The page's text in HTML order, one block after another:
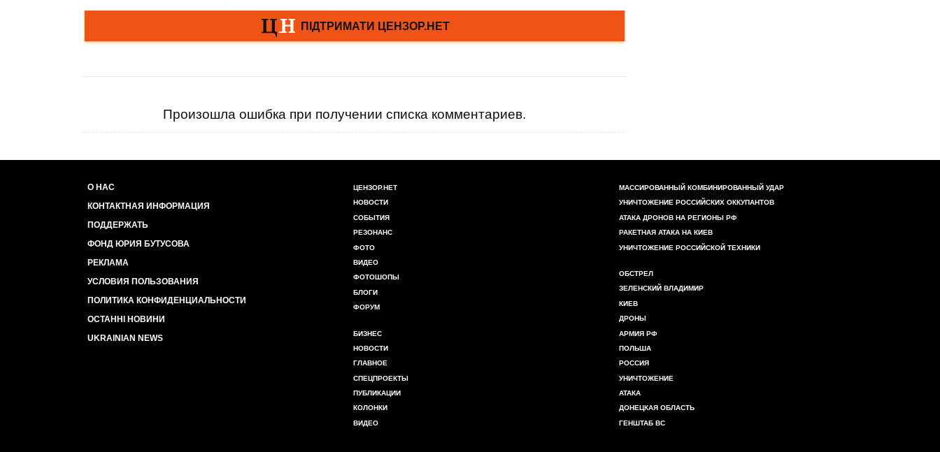
Произошла ошибка при получении списка комментариев.
О НАС
КОНТАКТНАЯ ИНФОРМАЦИЯ
ПОДДЕРЖАТЬ
ФОНД ЮРИЯ БУТУСОВА
РЕКЛАМА
УСЛОВИЯ ПОЛЬЗОВАНИЯ
ПОЛИТИКА КОНФИДЕНЦИАЛЬНОСТИ
ОСТАННІ НОВИНИ
UKRAINIAN NEWS
ЦЕНЗОР.НЕТ
НОВОСТИ
СОБЫТИЯ
РЕЗОНАНС
ФОТО
ВИДЕО
ФОТОШОПЫ
БЛОГИ
ФОРУМ
БИЗНЕС
НОВОСТИ
ГЛАВНОЕ
СПЕЦПРОЕКТЫ
ПУБЛИКАЦИИ
КОЛОНКИ
ВИДЕО
МАССИРОВАННЫЙ КОМБИНИРОВАННЫЙ УДАР
УНИЧТОЖЕНИЕ РОССИЙСКИХ ОККУПАНТОВ
АТАКА ДРОНОВ НА РЕГИОНЫ РФ
РАКЕТНАЯ АТАКА НА КИЕВ
УНИЧТОЖЕНИЕ РОССИЙСКОЙ ТЕХНИКИ
ОБСТРЕЛ
ЗЕЛЕНСКИЙ ВЛАДИМИР
КИЕВ
ДРОНЫ
АРМИЯ РФ
ПОЛЬША
РОССИЯ
УНИЧТОЖЕНИЕ
АТАКА
ДОНЕЦКАЯ ОБЛАСТЬ
ГЕНШТАБ ВС